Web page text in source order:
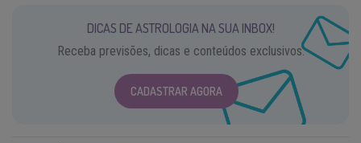
DICAS DE ASTROLOGIA NA SUA INBOX!
Receba previsões, dicas e conteúdos exclusivos.
CADASTRAR AGORA